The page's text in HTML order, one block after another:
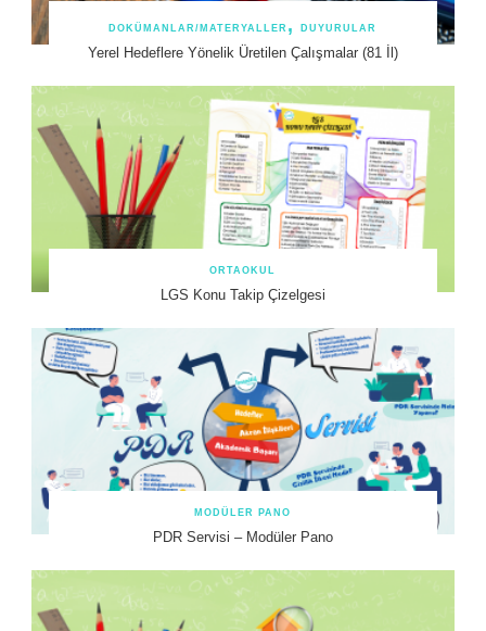
DOKÜMANLAR/MATERYALLER DUYURULAR
Yerel Hedeflere Yönelik Üretilen Çalışmalar (81 İl)
ORTAOKUL
LGS Konu Takip Çizelgesi
MODÜLER PANO
PDR Servisi – Modüler Pano